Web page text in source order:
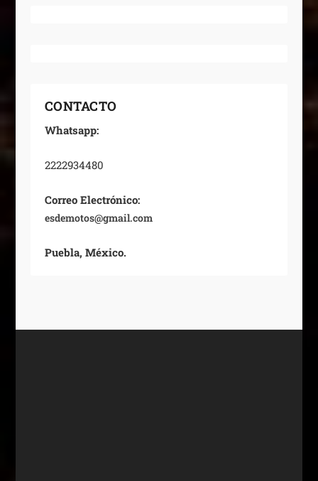
CONTACTO
Whatsapp:
2222934480
Correo Electrónico:
esdemotos@gmail.com
Puebla, México.